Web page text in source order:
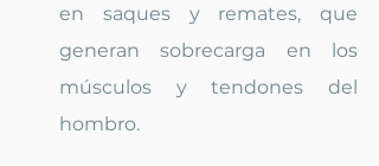
en saques y remates, que
generan sobrecarga en los
músculos y tendones del
hombro.